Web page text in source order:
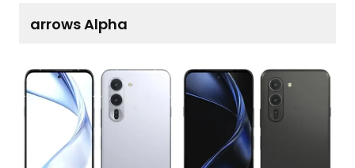
arrows Alpha